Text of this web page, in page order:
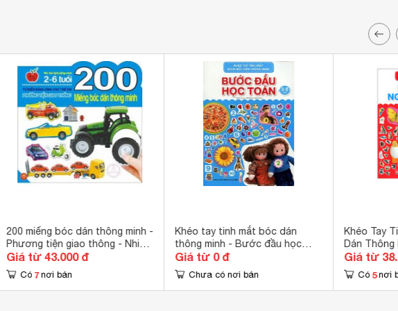
200 miếng bóc dán thông minh -
Phương tiện giao thông - Nhiều
tác giả
Giá từ 43.000 đ
Có 7 nơi bán
Khéo tay tinh mắt bóc dán
thông minh - Bước đầu học
toán
Giá từ 0 đ
Chưa có nơi bán
Khéo Tay
Dán Thông
Nghĩnh
Giá từ
Có 5 nơi